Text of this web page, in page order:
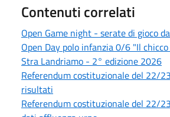
Contenuti correlati
Open Game night - serate di gioco
Open Day polo infanzia 0/6 "Il
Stra Landriamo - 2° edizione 2026
Referendum costituzionale del 22/
risultati
Referendum costituzionale del 22/